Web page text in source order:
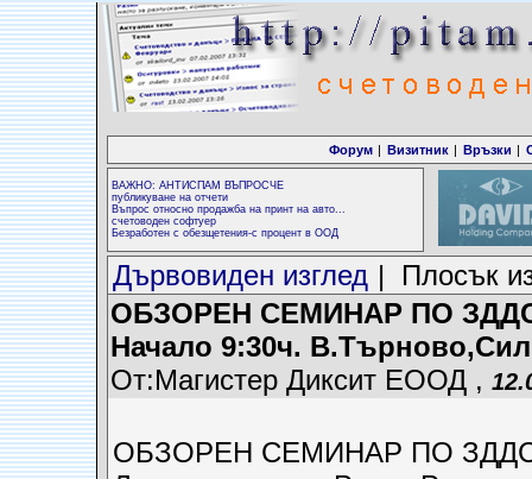
Форум | Визитник | Връзки |
ВАЖНО: АНТИСПАМ ВЪПРОСЧЕ
публикуване на отчети
Въпрос относно продажба на принт на авто...
счетоводен софтуер
Безработен с обезщетения-с процент в ООД
Дървовиден изглед | Плосък
ОБЗОРЕН СЕМИНАР ПО ЗДДС
Начало 9:30ч.
От:Магистер Диксит ЕООД ,
ОБЗОРЕН СЕМИНАР ПО